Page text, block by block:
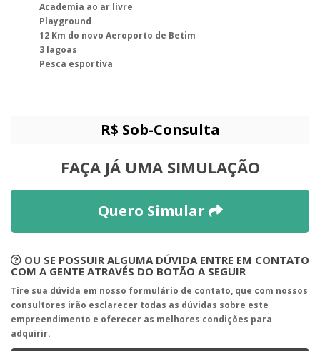
Academia ao ar livre
Playground
12 Km do novo Aeroporto de Betim
3 lagoas
Pesca esportiva
R$ Sob-Consulta
FAÇA JÁ UMA SIMULAÇÃO
Quero Simular
OU SE POSSUIR ALGUMA DÚVIDA ENTRE EM CONTATO
COM A GENTE ATRAVÉS DO BOTÃO A SEGUIR
Tire sua dúvida em nosso formulário de contato, que com nossos
consultores irão esclarecer todas as dúvidas sobre este
empreendimento e oferecer as melhores condições para
adquirir.